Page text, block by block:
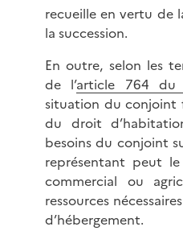
recueille en vertu de
la succession.
En outre, selon les
de l’article 764 du
situation du conjoint
du droit
besoins du conjoint
représentant peut
commercial ou
ressources
d’hébergement.